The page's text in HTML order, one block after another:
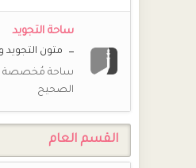
و أنت بخير يا حبيبة
(أم *سارة*)
كل عام وأنتم
وحب كل عمل يقرّبنا
**راضية**
معقووول أنا آخر
**راضية**
ساحة التجويد
متون التجويد
ساحة مُخصصة
الصحيح
القسم العام